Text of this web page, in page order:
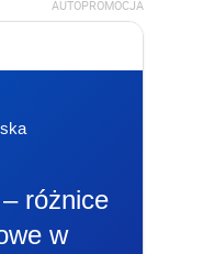
AUTOPROMOCJA
– różnice
w